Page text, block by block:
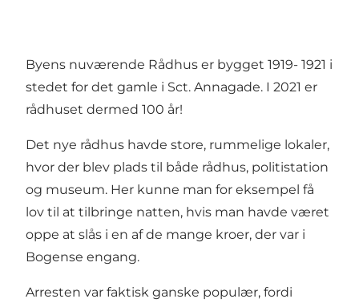
Byens nuværende Rådhus er bygget 1919- 1921 i
stedet for det gamle i Sct. Annagade. I 2021 er
rådhuset dermed 100 år!
Det nye rådhus havde store, rummelige lokaler,
hvor der blev plads til både rådhus, politistation
og museum. Her kunne man for eksempel få
lov til at tilbringe natten, hvis man havde været
oppe at slås i en af de mange kroer, der var i
Bogense engang.
Arresten var faktisk ganske populær, fordi